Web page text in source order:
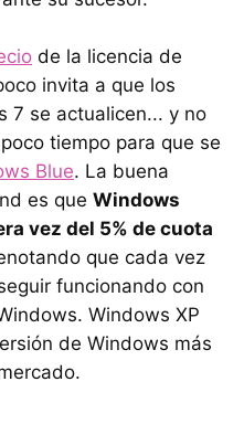
de la licencia de
invita a que los
7 se actualicen... y no
tiempo para que se
Blue. La buena
es que Windows
vez del 5% de cuota
que cada vez
funcionando con
Windows XP
de Windows más